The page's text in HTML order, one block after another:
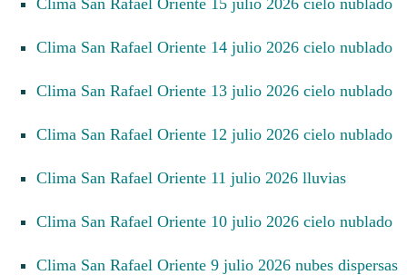
Clima San Rafael Oriente 14 julio 2026 cielo nublado
Clima San Rafael Oriente 13 julio 2026 cielo nublado
Clima San Rafael Oriente 12 julio 2026 cielo nublado
Clima San Rafael Oriente 11 julio 2026 lluvias
Clima San Rafael Oriente 10 julio 2026 cielo nublado
Clima San Rafael Oriente 9 julio 2026 nubes dispersas